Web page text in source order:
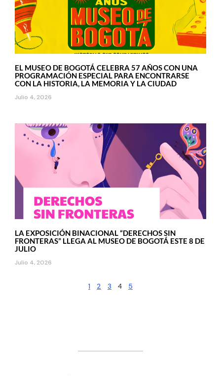
EL MUSEO DE BOGOTÁ CELEBRA 57 AÑOS CON UNA
PROGRAMACIÓN ESPECIAL PARA ENCONTRARSE
CON LA HISTORIA, LA MEMORIA Y LA CIUDAD
Julio 4, 2026
LA EXPOSICIÓN BINACIONAL “DERECHOS SIN
FRONTERAS” LLEGA AL MUSEO DE BOGOTÁ ESTE 8 DE
JULIO
Julio 4, 2026
1 2 3 4 5